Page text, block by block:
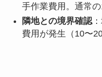
手作業費用。通常
隣地との境界確認
費用が発生（10〜20